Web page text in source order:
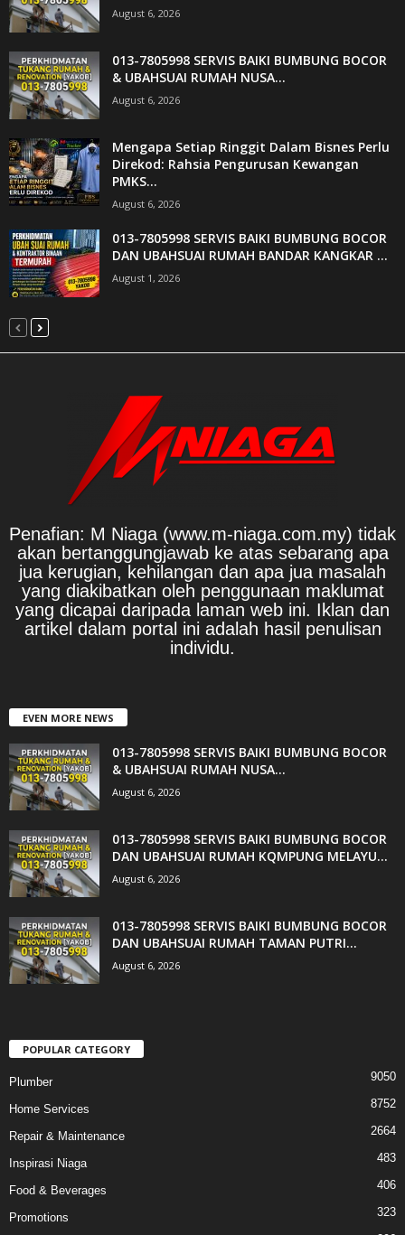
August 6, 2026
013-7805998 SERVIS BAIKI BUMBUNG BOCOR
& UBAHSUAI RUMAH NUSA...
August 6, 2026
Mengapa Setiap Ringgit Dalam Bisnes Perlu
Direkod: Rahsia Pengurusan Kewangan
PMKS...
August 6, 2026
013-7805998 SERVIS BAIKI BUMBUNG BOCOR
DAN UBAHSUAI RUMAH BANDAR KANGKAR ...
August 1, 2026
Penafian: M Niaga (www.m-niaga.com.my) tidak
akan bertanggungjawab ke atas sebarang apa
jua kerugian, kehilangan dan apa jua masalah
yang diakibatkan oleh penggunaan maklumat
yang dicapai daripada laman web ini. Iklan dan
artikel dalam portal ini adalah hasil penulisan
individu.
EVEN MORE NEWS
013-7805998 SERVIS BAIKI BUMBUNG BOCOR
& UBAHSUAI RUMAH NUSA...
August 6, 2026
013-7805998 SERVIS BAIKI BUMBUNG BOCOR
DAN UBAHSUAI RUMAH KQMPUNG MELAYU...
August 6, 2026
013-7805998 SERVIS BAIKI BUMBUNG BOCOR
DAN UBAHSUAI RUMAH TAMAN PUTRI...
August 6, 2026
POPULAR CATEGORY
Plumber 9050
Home Services 8752
Repair & Maintenance 2664
Inspirasi Niaga 483
Food & Beverages 406
Promotions
323